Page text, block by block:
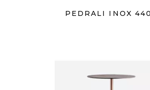
PEDRALI INOX